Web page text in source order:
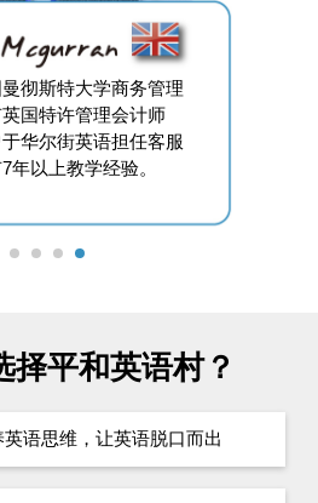
彻斯特大学商务管理
国特许管理会计师
华尔街英语担任客服
年以上教学经验。
择平和英语村？
英语思维，让英语脱口而出